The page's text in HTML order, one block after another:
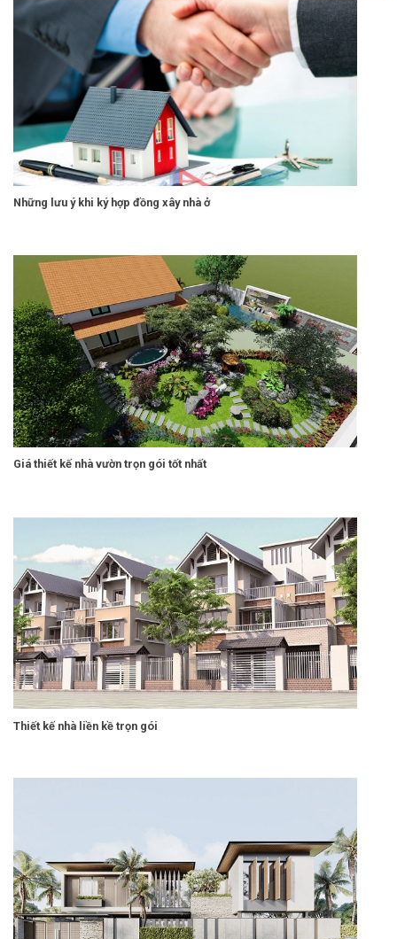
Những lưu ý khi ký hợp đồng xây nhà ở
Giá thiết kế nhà vườn trọn gói tốt nhất
Thiết kế nhà liền kề trọn gói